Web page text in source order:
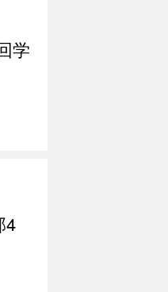
学
4